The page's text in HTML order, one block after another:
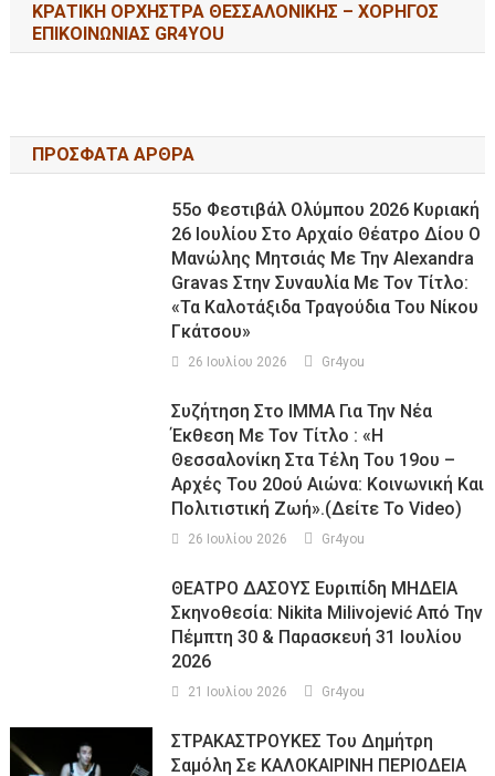
ΚΡΑΤΙΚΗ ΟΡΧΗΣΤΡΑ ΘΕΣΣΑΛΟΝΙΚΗΣ – ΧΟΡΗΓΟΣ
ΕΠΙΚΟΙΝΩΝΙΑΣ GR4YOU
ΠΡΟΣΦΑΤΑ ΑΡΘΡΑ
55ο Φεστιβάλ Ολύμπου 2026 Κυριακή
26 Ιουλίου Στο Αρχαίο Θέατρο Δίου Ο
Μανώλης Μητσιάς Με Την Alexandra
Gravas Στην Συναυλία Με Τον Τίτλο:
«τα Καλοτάξιδα Τραγούδια Του Νίκου
Γκάτσου»
26 Ιουλίου 2026 Gr4you
Συζήτηση Στο ΙΜΜΑ Για Την Νέα
Έκθεση Με Τον Τίτλο : «Η
Θεσσαλονίκη Στα Τέλη Του 19ου –
Αρχές Του 20ού Αιώνα: Κοινωνική Και
Πολιτιστική Ζωή».(Δείτε Το Video)
26 Ιουλίου 2026 Gr4you
ΘΕΑΤΡΟ ΔΑΣΟΥΣ Ευριπίδη ΜΗΔΕΙΑ
Σκηνοθεσία: Nikita Milivojević Από Την
Πέμπτη 30 & Παρασκευή 31 Ιουλίου
2026
21 Ιουλίου 2026 Gr4you
ΣΤΡΑΚΑΣΤΡΟΥΚΕΣ Του Δημήτρη
Σαμόλη Σε ΚΑΛΟΚΑΙΡΙΝΗ ΠΕΡΙΟΔΕΙΑ